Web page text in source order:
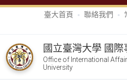
臺大首頁 聯絡我們
國立臺灣大學 國際
Office of International
University